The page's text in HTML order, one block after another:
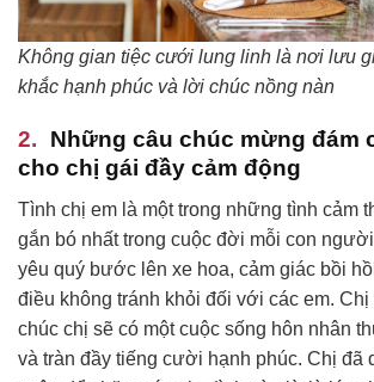
Không gian tiệc cưới lung linh là nơi lưu
khắc hạnh phúc và lời chúc nồng nàn
Những câu chúc mừng đám
cho chị gái đầy cảm động
Tình chị em là một trong những tình cảm
gắn bó nhất trong cuộc đời mỗi con
yêu quý bước lên xe hoa, cảm giác bồi
điều không tránh khỏi đối với các em.
chúc chị sẽ có một cuộc sống hôn nhân
và tràn đầy tiếng cười hạnh phúc. Chị đã